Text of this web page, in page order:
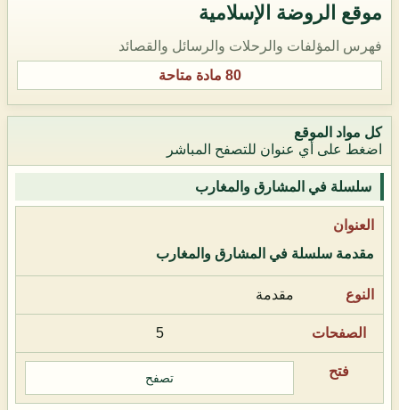
موقع الروضة الإسلامية
فهرس المؤلفات والرحلات والرسائل والقصائد
80 مادة متاحة
كل مواد الموقع
اضغط على أي عنوان للتصفح المباشر
سلسلة في المشارق والمغارب
مقدمة سلسلة في المشارق والمغارب
مقدمة
5
تصفح